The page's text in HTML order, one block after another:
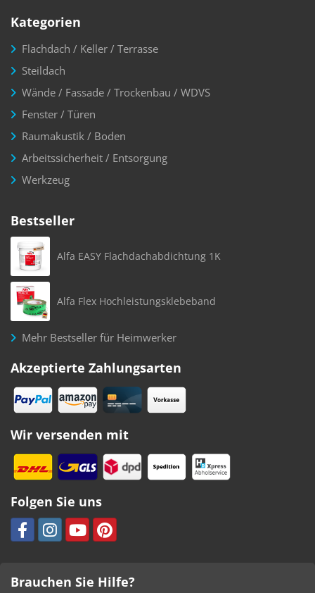
Kategorien
Flachdach / Keller / Terrasse
Steildach
Wände / Fassade / Trockenbau / WDVS
Fenster / Türen
Raumakustik / Boden
Arbeitssicherheit / Entsorgung
Werkzeug
Bestseller
Alfa EASY Flachdachabdichtung 1K
Alfa Flex Hochleistungsklebeband
Mehr Bestseller für Heimwerker
Akzeptierte Zahlungsarten
Wir versenden mit
Folgen Sie uns
Brauchen Sie Hilfe?